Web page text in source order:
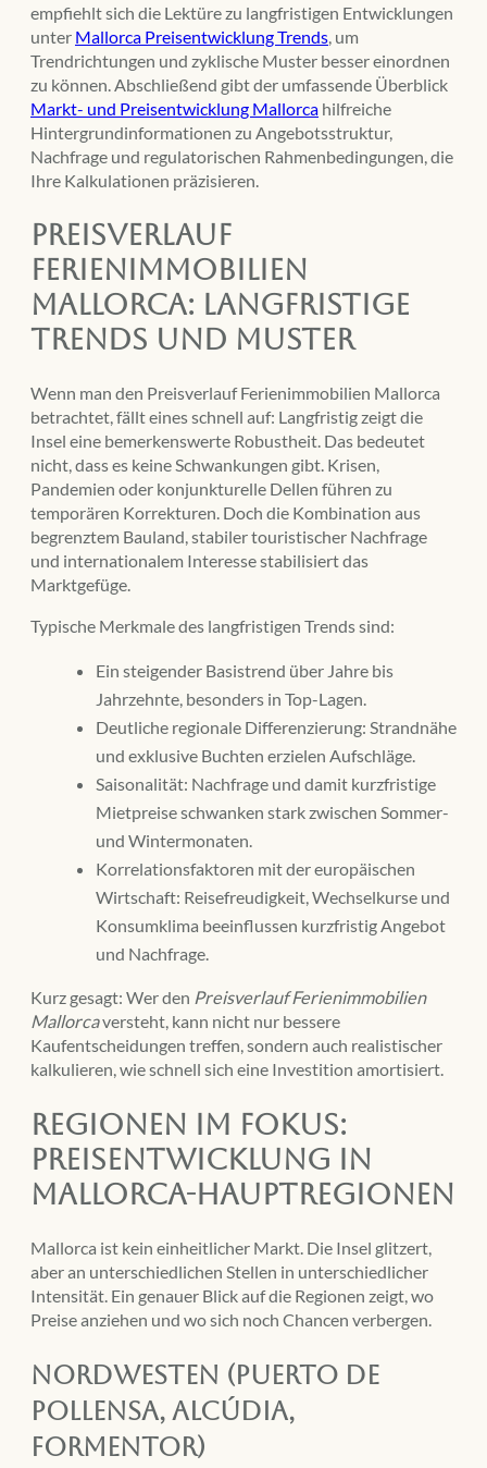
empfiehlt sich die Lektüre zu langfristigen Entwicklungen
unter Mallorca Preisentwicklung Trends , um
Trendrichtungen und zyklische Muster besser einordnen
zu können. Abschließend gibt der umfassende Überblick
Markt- und Preisentwicklung Mallorca hilfreiche
Hintergrundinformationen zu Angebotsstruktur,
Nachfrage und regulatorischen Rahmenbedingungen, die
Ihre Kalkulationen präzisieren.
Preisverlauf
Ferienimmobilien
Mallorca: Langfristige
Trends und Muster
Wenn man den Preisverlauf Ferienimmobilien Mallorca
betrachtet, fällt eines schnell auf: Langfristig zeigt die
Insel eine bemerkenswerte Robustheit. Das bedeutet
nicht, dass es keine Schwankungen gibt. Krisen,
Pandemien oder konjunkturelle Dellen führen zu
temporären Korrekturen. Doch die Kombination aus
begrenztem Bauland, stabiler touristischer Nachfrage
und internationalem Interesse stabilisiert das
Marktgefüge.
Typische Merkmale des langfristigen Trends sind:
Ein steigender Basistrend über Jahre bis
Jahrzehnte, besonders in Top-Lagen.
Deutliche regionale Differenzierung: Strandnähe
und exklusive Buchten erzielen Aufschläge.
Saisonalität: Nachfrage und damit kurzfristige
Mietpreise schwanken stark zwischen Sommer-
und Wintermonaten.
Korrelationsfaktoren mit der europäischen
Wirtschaft: Reisefreudigkeit, Wechselkurse und
Konsumklima beeinflussen kurzfristig Angebot
und Nachfrage.
Kurz gesagt: Wer den Preisverlauf Ferienimmobilien
Mallorcaversteht, kann nicht nur bessere
Kaufentscheidungen treffen, sondern auch realistischer
kalkulieren, wie schnell sich eine Investition amortisiert.
Regionen im Fokus:
Preisentwicklung in
Mallorca-Hauptregionen
Mallorca ist kein einheitlicher Markt. Die Insel glitzert,
aber an unterschiedlichen Stellen in unterschiedlicher
Intensität. Ein genauer Blick auf die Regionen zeigt, wo
Preise anziehen und wo sich noch Chancen verbergen.
Nordwesten (Puerto de
Pollensa, Alcúdia,
Formentor)